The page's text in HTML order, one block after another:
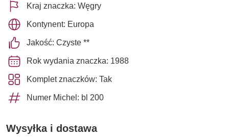
Kraj znaczka: Węgry
Kontynent: Europa
Jakość: Czyste **
Rok wydania znaczka: 1988
Komplet znaczków: Tak
Numer Michel: bl 200
Wysyłka i dostawa